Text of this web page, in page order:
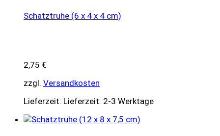
Schatztruhe (6 x 4 x 4 cm)
2,75 €
zzgl. Versandkosten
Lieferzeit: Lieferzeit: 2-3 Werktage